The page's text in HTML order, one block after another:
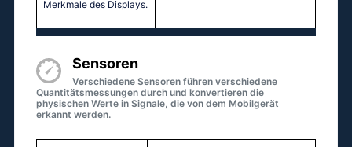
Merkmale des Displays.
Sensoren
Verschiedene Sensoren führen verschiedene
Quantitätsmessungen durch und konvertieren die
physischen Werte in Signale, die von dem Mobilgerät
erkannt werden.